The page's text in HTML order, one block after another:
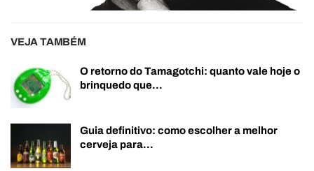
VEJA TAMBÉM
O retorno do Tamagotchi: quanto vale hoje o
brinquedo que…
Guia definitivo: como escolher a melhor
cerveja para…